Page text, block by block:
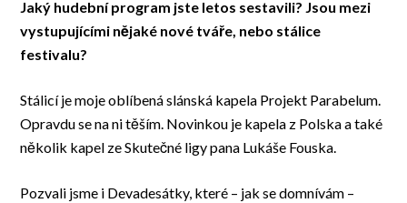
Jaký hudební program jste letos sestavili? Jsou mezi
vystupujícími nějaké nové tváře, nebo stálice
festivalu?
Stálicí je moje oblíbená slánská kapela Projekt Parabelum.
Opravdu se na ni těším. Novinkou je kapela z Polska a také
několik kapel ze Skutečné ligy pana Lukáše Fouska.
Pozvali jsme i Devadesátky, které – jak se domnívám –